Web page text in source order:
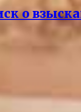
о